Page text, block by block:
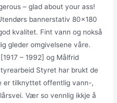
– glad about your ass!
bannerstativ 80×180
kvalitet. Fint vann og nokså
gleder omgivelsene våre.
– 1992] og Målfrid
Styret har brukt de
er tilknyttet offentlig vann-,
Vær so vennlig ikkje å